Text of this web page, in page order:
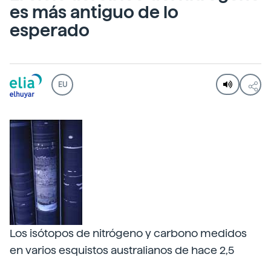
es más antiguo de lo
esperado
EU
Los isótopos de nitrógeno y carbono medidos
en varios esquistos australianos de hace 2,5